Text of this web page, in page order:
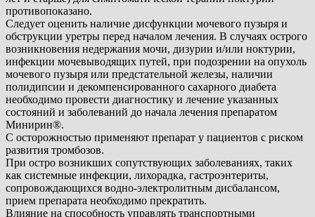
противопоказано.
Следует оценить наличие дисфункции мочевого пузыря и
обструкции уретры перед началом лечения. В случаях острого
возникновения недержания мочи, дизурии и/или ноктурии,
инфекции мочевыводящих путей, при подозрении на опухоль
мочевого пузыря или предстательной железы, наличии
полидипсии и декомпенсированного сахарного диабета
необходимо провести диагностику и лечение указанных
состояний и заболеваний до начала лечения препаратом
Минирин®.
С осторожностью применяют препарат у пациентов с риском
развития тромбозов.
При остро возникших сопутствующих заболеваниях, таких
как системные инфекции, лихорадка, гастроэнтериты,
сопровождающихся водно-электролитным дисбалансом,
прием препарата необходимо прекратить.
Влияние на способность управлять транспортными